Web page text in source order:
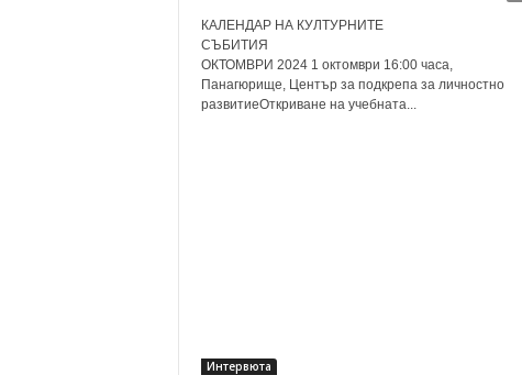
КАЛЕНДАР НА КУЛТУРНИТЕ
СЪБИТИЯ
ОКТОМВРИ 2024 1 октомври 16:00 часа,
Панагюрище, Център за подкрепа за личностно
развитиеОткриване на учебната...
Интервюта